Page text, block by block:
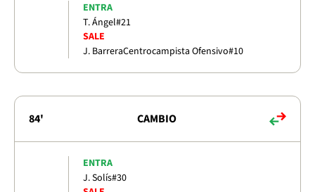
ENTRA
T. Ángel#21
SALE
J. BarreraCentrocampista Ofensivo#10
84' CAMBIO
ENTRA
J. Solís#30